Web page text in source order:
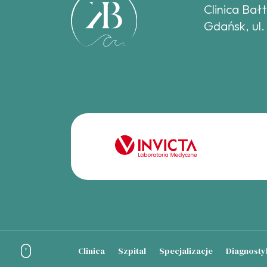
Clinica
Gdańsk,
Clinica Szpital Specjalizacje